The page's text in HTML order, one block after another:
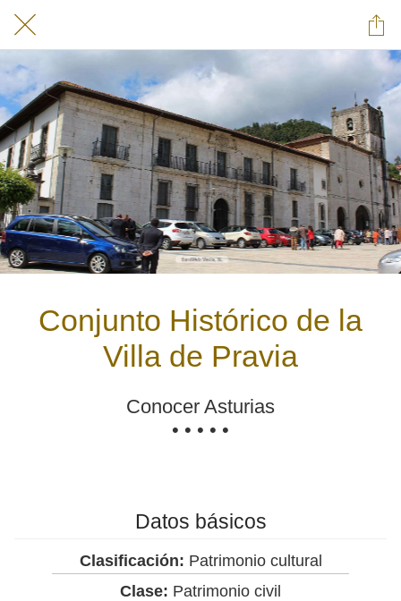
Conjunto Histórico de la
Villa de Pravia
Conocer Asturias
• • • • •
Datos básicos
Clasificación: Patrimonio cultural
Clase: Patrimonio civil